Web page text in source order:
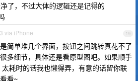
了，不过大体的逻辑还是记得的
19
via iPhone
简单堆几个界面，按钮之间跳转真花不了
多细节，具体还是看原型图吧。如果顺手
耗时的话我也懒得弄，有意的话留你联
看~